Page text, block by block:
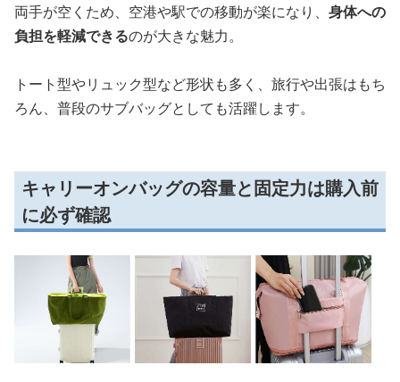
両手が空くため、空港や駅での移動が楽になり、 身体への
負担を軽減できるのが大きな魅力。
トート型やリュック型など形状も多く、旅行や出張はもち
ろん、普段のサブバッグとしても活躍します。
キャリーオンバッグの容量と固定力は購入前
に必ず確認